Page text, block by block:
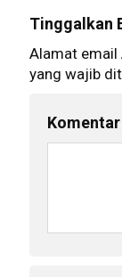
Tinggalkan
Alamat email
yang wajib
Komentar